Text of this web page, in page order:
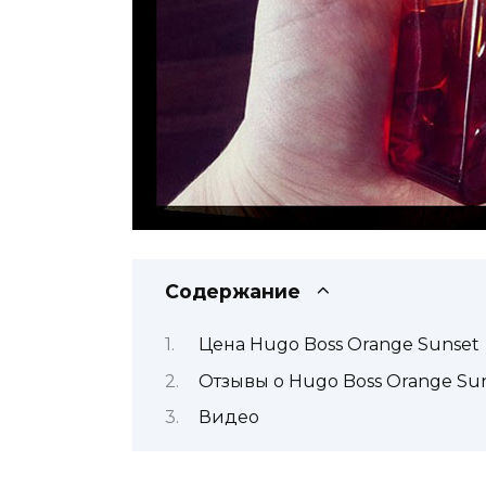
Содержание
Цена Hugo Boss Orange Sunset
Отзывы о Hugo Boss Orange
Видео